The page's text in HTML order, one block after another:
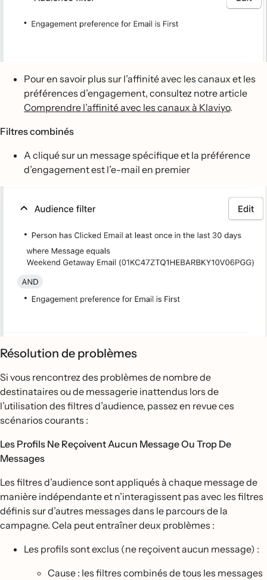
Pour en savoir plus sur l’affinité avec les canaux et les
préférences d’engagement, consultez notre article
Comprendre l’affinité avec les canaux à Klaviyo.
Filtres combinés
A cliqué sur un message spécifique et la préférence
d’engagement est l’e-mail en premier
Résolution de problèmes
Si vous rencontrez des problèmes de nombre de
destinataires ou de messagerie inattendus lors de
l’utilisation des filtres d’audience, passez en revue ces
scénarios courants :
Les Profils Ne Reçoivent Aucun Message Ou Trop De
Messages
Les filtres d’audience sont appliqués à chaque message de
manière indépendante et n’interagissent pas avec les filtres
définis sur d’autres messages dans le parcours de la
campagne. Cela peut entraîner deux problèmes :
Les profils sont exclus (ne reçoivent aucun message) :
Cause : les filtres combinés de tous les messages